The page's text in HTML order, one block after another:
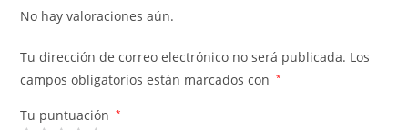
No hay valoraciones aún.
Tu dirección de correo electrónico no será publicada. Los
campos obligatorios están marcados con
*
Tu puntuación *